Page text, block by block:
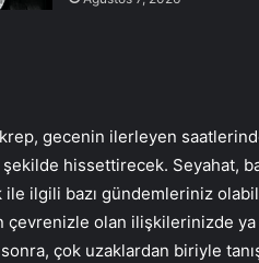
gecenin ilerleyen
hissettirecek. Seyahat,
ile ilgili bazı gündemleriniz
çevrenizle olan ilişkilerinizde
çok uzaklardan biriyle